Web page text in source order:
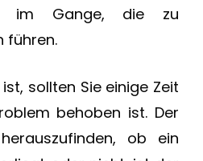
im Gange, die zu
führen.
sollten Sie einige Zeit
behoben ist. Der
ob ein